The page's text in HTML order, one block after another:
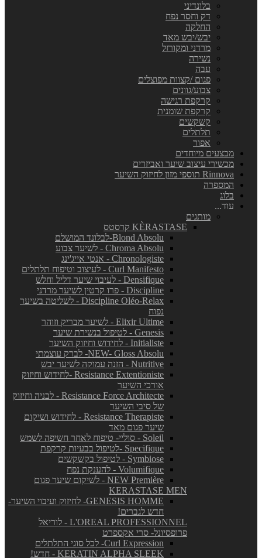
בלונדיני
דק וחסר נפח
החלקה
יבש/יבש מאד
מרדני ומקורזל
נשירה
עבה
פגום /קצוות מפוצלים
צבוע/גוונים
קרקפת רגישה
קרקפת שומנית
קשקשים
תלתלים
אפור
מבצעים מיוחדים
מכשירי עיצוב שיער ואביזרים
Rinnova תוספי מזון לחיזוק השיער
המספרה
בלוג
עוד...
מותגים
KÈRASTASE קרסטס
Blond Absolu-לבלונד המושלם
Chroma Absolu - לשיער צבוע
Chronologiste - אנטי אייג'ינג
Curl Manifesto - לעיצוב וטיפוח תלתלים
Densifique - לעיבוי שיער דליל וחלש
Discipline - פרו קרטין לשיער מרדני
Discipline Oléo-Relax - לשליטה בשיער
נפוח
Elixir Ultime - לשיער מבריק וזוהר
Genesis - לטיפול בנשירת שיער
Initialiste - לחידוש וחיזוק השיער
NEW- Gloss Absolu- לברק עוצמתי
Nutritive - הזנה עמוקה לשיער יבש
Resistance Extentioniste -לחידוש וחיזוק
אורכי השיער
Resistance Force Architecte - לבניה וחיזוק
של סיבי השיער
Resistance Therapiste - לחידוש ושיקום
שיער פגום מאד
Soleil - סוליי- טיפוח לאחר חשיפה לשמש
Specifique -לטיפול בבעיות קרקפת
Symbiose - לטיפול בקשקשים
Volumifique - להענקת נפח
NEW Première - לשיקום שיער פגום
KERASTASE MEN
GENESIS HOMME- לחיזוק ועיבוי השיער-
חדש לגברים!
L'OREAL PROFESSIONNEL - לוריאל
פרופסיונל- סרי אקספרט
Curl Expression- לכל סוגי התלתלים
KERATIN ALPHA SLEEK - חדש!